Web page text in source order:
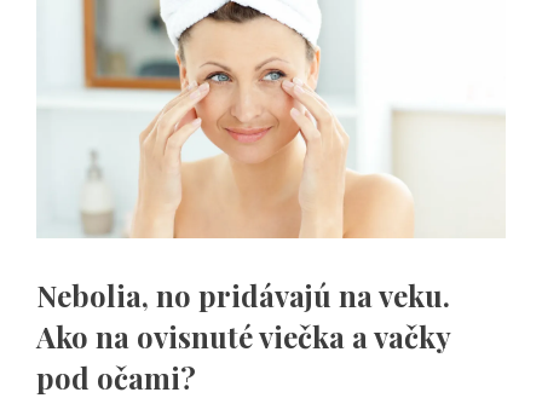
Nebolia, no pridávajú na veku.
Ako na ovisnuté viečka a vačky
pod očami?